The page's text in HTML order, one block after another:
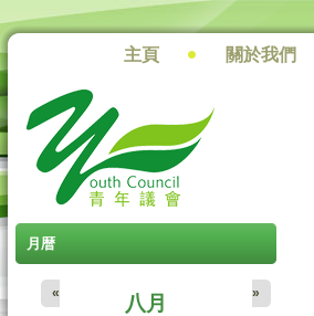
主頁 關於我們
月暦
八月
« »